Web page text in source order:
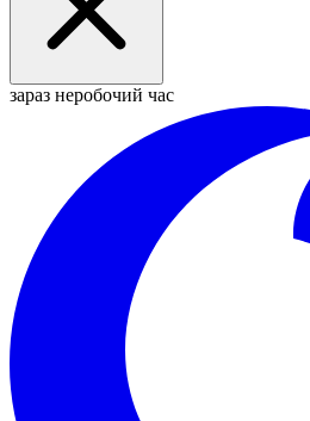
зараз неробочий час